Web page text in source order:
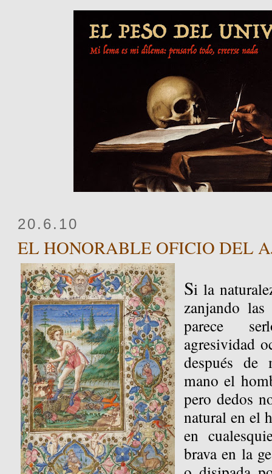
20.6.10
EL HONORABLE OFICIO DEL
Si la
zanjando
parece
agresividad
después de
mano el
pero dedos
natural en el
en
brava en la